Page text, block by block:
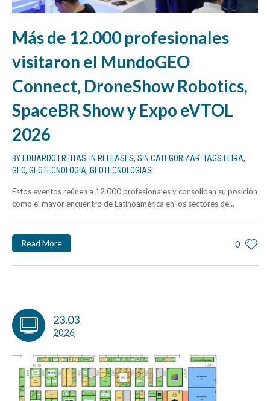
Más de 12.000 profesionales
visitaron el MundoGEO
Connect, DroneShow Robotics,
SpaceBR Show y Expo eVTOL
2026
BY EDUARDO FREITAS IN RELEASES, SIN CATEGORIZAR TAGS FEIRA,
GEO, GEOTECNOLOGIA, GEOTECNOLOGIAS
Estos eventos reúnen a 12 000 profesionales y consolidan su posición
como el mayor encuentro de Latinoamérica en los sectores de...
0
Read More
23.03
2026